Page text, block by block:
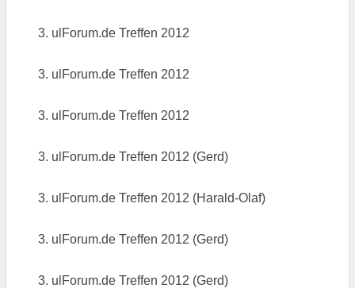
3. ulForum.de Treffen 2012
3. ulForum.de Treffen 2012
3. ulForum.de Treffen 2012
3. ulForum.de Treffen 2012 (Gerd)
3. ulForum.de Treffen 2012 (Harald-Olaf)
3. ulForum.de Treffen 2012 (Gerd)
3. ulForum.de Treffen 2012 (Gerd)